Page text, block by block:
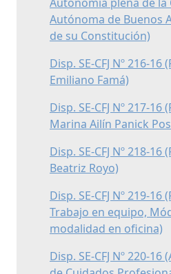
Autónoma de Buenos
de su Constitución)
Disp. SE-CFJ Nº 216-
Emiliano Famá)
Disp. SE-CFJ Nº 217-16
Marina Ailín Panick
Disp. SE-CFJ Nº 218-
Beatriz Royo)
Disp. SE-CFJ Nº 219-16
Trabajo en equipo,
modalidad en oficina)
Disp. SE-CFJ Nº 220-